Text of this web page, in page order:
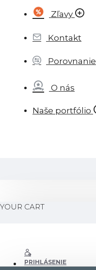
Zľavy
Kontakt
Porovnanie
O nás
Naše portfólio
YOUR CART
PRIHLÁSENIE